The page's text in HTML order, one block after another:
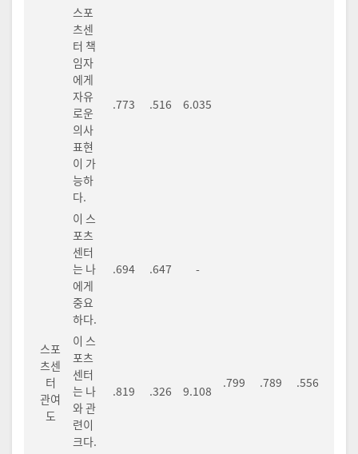
스포
츠센
터 책
임자
에게
자유
로운
의사
표현
이 가
능하
다.
.773 .516 6.035
스포
츠센
터
관여
도
이 스
포츠
센터
는 나
에게
중요
하다.
.694 .647 -
.799 .789 .556
이 스
포츠
센터
는 나
와 관
련이
크다.
.819 .326 9.108